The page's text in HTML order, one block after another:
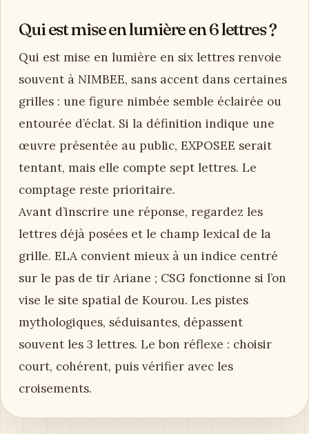
Qui est mise en lumière en 6 lettres ?
Qui est mise en lumière en six lettres renvoie
souvent à NIMBEE, sans accent dans certaines
grilles : une figure nimbée semble éclairée ou
entourée d’éclat. Si la définition indique une
œuvre présentée au public, EXPOSEE serait
tentant, mais elle compte sept lettres. Le
comptage reste prioritaire.
Avant d’inscrire une réponse, regardez les
lettres déjà posées et le champ lexical de la
grille. ELA convient mieux à un indice centré
sur le pas de tir Ariane ; CSG fonctionne si l’on
vise le site spatial de Kourou. Les pistes
mythologiques, séduisantes, dépassent
souvent les 3 lettres. Le bon réflexe : choisir
court, cohérent, puis vérifier avec les
croisements.